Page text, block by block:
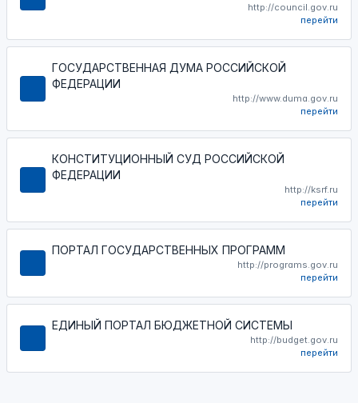
http://council.gov.ru
перейти
ГОСУДАРСТВЕННАЯ ДУМА РОССИЙСКОЙ
ФЕДЕРАЦИИ
http://www.duma.gov.ru
перейти
КОНСТИТУЦИОННЫЙ СУД РОССИЙСКОЙ
ФЕДЕРАЦИИ
http://ksrf.ru
перейти
ПОРТАЛ ГОСУДАРСТВЕННЫХ ПРОГРАММ
http://programs.gov.ru
перейти
ЕДИНЫЙ ПОРТАЛ БЮДЖЕТНОЙ СИСТЕМЫ
http://budget.gov.ru
перейти